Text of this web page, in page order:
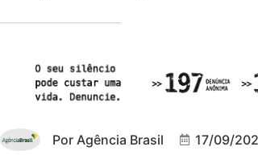
Por Agência Brasil 17/09/